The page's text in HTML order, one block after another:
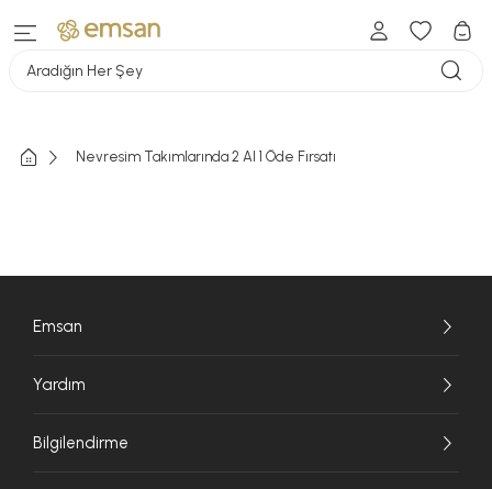
Aradığın Her Şey
Nevresim Takımlarında 2 Al 1 Öde Fırsatı
Emsan
Yardım
Bilgilendirme